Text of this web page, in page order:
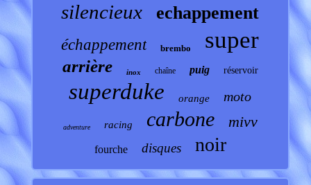
silencieux echappement
échappement brembo super
arrière inox chaîne puig réservoir
superduke orange moto
adventure racing carbone mivv
fourche disques noir